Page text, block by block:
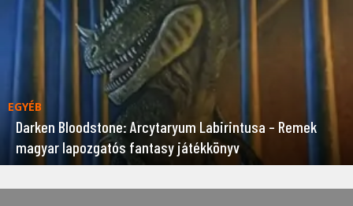
EGYÉB
Darken Bloodstone: Arcytaryum Labirintusa – Remek
magyar lapozgatós fantasy játékkönyv